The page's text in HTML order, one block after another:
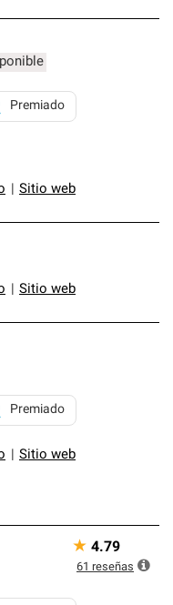
Sitio web
Premiado
Sitio web
Sitio web
Premiado
★ 4.79
61 reseñas